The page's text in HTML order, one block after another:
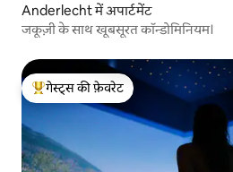
Anderlecht में अपार्टमेंट
जकूज़ी के साथ खूबसूरत कॉन्डोमिनियम।
गेस्ट्स का टॉप फ़ेवरेट
गेस्ट्स की फ़ेवरेट